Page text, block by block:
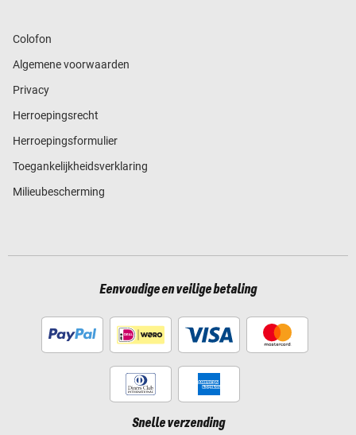
Colofon
Algemene voorwaarden
Privacy
Herroepingsrecht
Herroepingsformulier
Toegankelijkheidsverklaring
Milieubescherming
Eenvoudige en veilige betaling
Snelle verzending